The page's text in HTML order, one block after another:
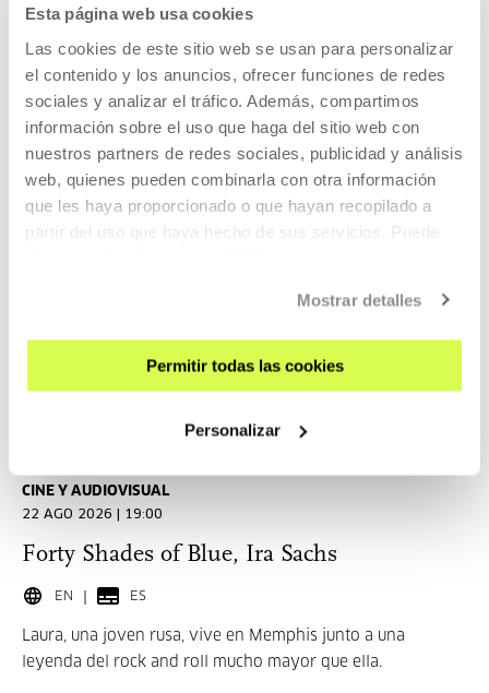
Esta página web usa cookies
Las cookies de este sitio web se usan para personalizar
el contenido y los anuncios, ofrecer funciones de redes
sociales y analizar el tráfico. Además, compartimos
información sobre el uso que haga del sitio web con
nuestros partners de redes sociales, publicidad y análisis
web, quienes pueden combinarla con otra información
que les haya proporcionado o que hayan recopilado a
partir del uso que haya hecho de sus servicios. Puede
Mostrar detalles
Permitir todas las cookies
Personalizar
Married Life, Ira Sachs
Harry (Chris Cooper) decide que debe matar a su esposa,
Pat (Patricia Clarkson), porque la quiere demasiado como
para que sufra cuando él la abandone.
CINE Y AUDIOVISUAL
22 AGO 2026 | 19:00
Forty Shades of Blue, Ira Sachs
EN ES
Laura, una joven rusa, vive en Memphis junto a una
leyenda del rock and roll mucho mayor que ella.